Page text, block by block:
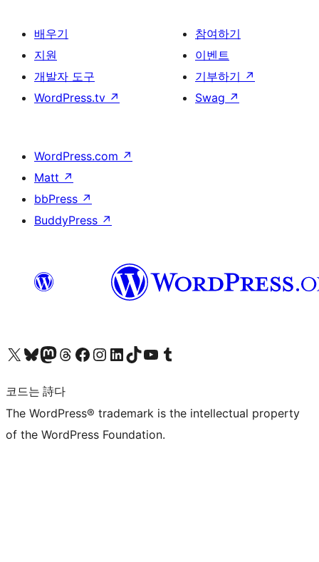
배우기
지원
개발자 도구
WordPress.tv ↗
참여하기
이벤트
기부하기 ↗
Swag ↗
WordPress.com ↗
Matt ↗
bbPress ↗
BuddyPress ↗
X(이전 트위터) 계정 방문하기블루스카이 계정 방문하기마스토돈 계정 방문하기스레드 계정 방문하기 페이스북 페이지 방문하기인스타그램 계정 방문하기 LinkedIn 계정 방문하기틱톡 계정 방문하기유튜브 채널 방문하기 텀블러 계정 방문하기
코드는 詩다
The WordPress® trademark is the intellectual property
of the WordPress Foundation.